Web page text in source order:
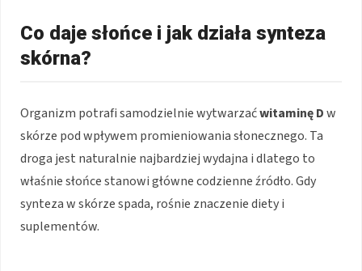
Co daje słońce i jak działa synteza
skórna?
Organizm potrafi samodzielnie wytwarzaćwitaminę Dw
skórze pod wpływem promieniowania słonecznego. Ta
droga jest naturalnie najbardziej wydajna i dlatego to
właśnie słońce stanowi główne codzienne źródło. Gdy
synteza w skórze spada, rośnie znaczenie diety i
suplementów.